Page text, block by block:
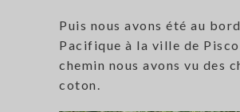
Puis nous avons été au
Pacifique à la ville de
chemin nous avons vu des
coton.